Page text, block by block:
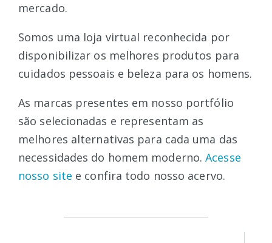
mercado.
Somos uma loja virtual reconhecida por
disponibilizar os melhores produtos para
cuidados pessoais e beleza para os homens.
As marcas presentes em nosso portfólio
são selecionadas e representam as
melhores alternativas para cada uma das
necessidades do homem moderno.Acesse
nosso site e confira todo nosso acervo.